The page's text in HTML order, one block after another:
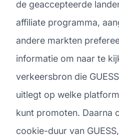
de geaccepteerde
affiliate programma,
andere markten
informatie om naar te
verkeersbron die
uitlegt op welke
kunt promoten. Daarna
cookie-duur van